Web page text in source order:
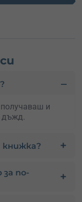
и
дъжд.
книжка?
по-